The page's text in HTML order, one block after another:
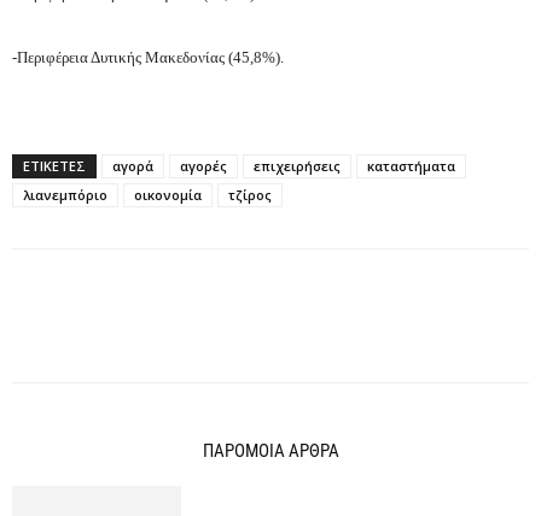
-Περιφέρεια Δυτικής Μακεδονίας (45,8%).
ΕΤΙΚΕΤΕΣ αγορά αγορές επιχειρήσεις
καταστήματα
λιανεμπόριο
οικονομία τζίρος
ΠΑΡΟΜΟΙΑ ΑΡΘΡΑ